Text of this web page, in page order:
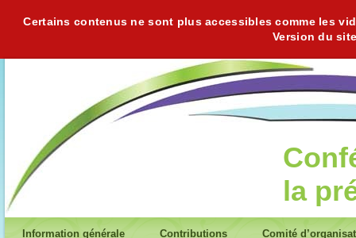
Certains contenus ne sont plus accessibles comme les
Version du
la
Information générale Contributions Comité